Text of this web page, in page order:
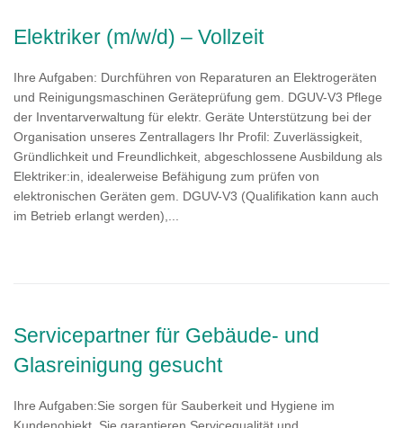
Elektriker (m/w/d) – Vollzeit
Ihre Aufgaben: Durchführen von Reparaturen an Elektrogeräten
und Reinigungsmaschinen Geräteprüfung gem. DGUV-V3 Pflege
der Inventarverwaltung für elektr. Geräte Unterstützung bei der
Organisation unseres Zentrallagers Ihr Profil: Zuverlässigkeit,
Gründlichkeit und Freundlichkeit, abgeschlossene Ausbildung als
Elektriker:in, idealerweise Befähigung zum prüfen von
elektronischen Geräten gem. DGUV-V3 (Qualifikation kann auch
im Betrieb erlangt werden),...
Servicepartner für Gebäude- und
Glasreinigung gesucht
Ihre Aufgaben:Sie sorgen für Sauberkeit und Hygiene im